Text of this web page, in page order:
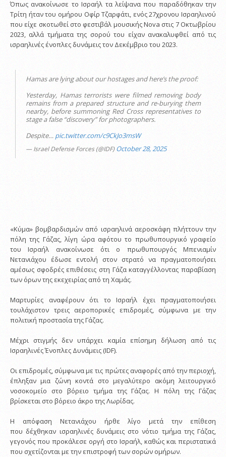
Όπως ανακοίνωσε το Ισραήλ τα λείψανα που παραδόθηκαν την
Τρίτη ήταν του ομήρου Οφίρ Τζαρφάτι, ενός 27χρονου Ισραηλινού
που είχε σκοτωθεί στο φεστιβάλ μουσικής Nova στις 7 Οκτωβρίου
2023, αλλά τμήματα της σορού του είχαν ανακαλυφθεί από τις
ισραηλινές ένοπλες δυνάμεις τον Δεκέμβριο του 2023.
Hamas are lying about our hostages and here’s the proof:
Yesterday, Hamas terrorists were filmed removing body
remains from a prepared structure and re-burying them
nearby, before summoning Red Cross representatives to
stage a false “discovery” for photographers.
Despite… pic.twitter.com/c9CkJo3msW
— Israel Defense Forces (@IDF)October 28, 2025
«Κύμα» βομβαρδισμών από ισραηλινά αεροσκάφη πλήττουν την
πόλη της Γάζας, λίγη ώρα αφότου το πρωθυπουργικό γραφείο
του Ισραήλ ανακοίνωσε ότι ο πρωθυπουργός Μπενιαμίν
Νετανιάχου έδωσε εντολή στον στρατό να πραγματοποιήσει
αμέσως σφοδρές επιθέσεις στη Γάζα καταγγέλλοντας παραβίαση
των όρων της εκεχειρίας από τη Χαμάς.
Μαρτυρίες αναφέρουν ότι το Ισραήλ έχει πραγματοποιήσει
τουλάχιστον τρεις αεροπορικές επιδρομές, σύμφωνα με την
πολιτική προστασία της Γάζας.
Μέχρι στιγμής δεν υπάρχει καμία επίσημη δήλωση από τις
Ισραηλινές Ένοπλες Δυνάμεις (IDF).
Οι επιδρομές, σύμφωνα με τις πρώτες αναφορές από την περιοχή,
έπληξαν μια ζώνη κοντά στο μεγαλύτερο ακόμη λειτουργικό
νοσοκομείο στο βόρειο τμήμα της Γάζας. Η πόλη της Γάζας
βρίσκεται στο βόρειο άκρο της Λωρίδας.
Η απόφαση Νετανιάχου ήρθε λίγο μετά την επίθεση
που δέχθηκαν ισραηλινές δυνάμεις στο νότιο τμήμα της Γάζας,
γεγονός που προκάλεσε οργή στο Ισραήλ, καθώς και περιστατικά
που σχετίζονται με την επιστροφή των σορών ομήρων.